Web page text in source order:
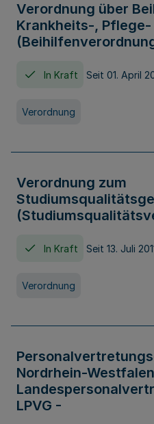
Verordnung über
Krankheits-,
In Kraft Seit 01. April
Verordnung
Verordnung zum
In Kraft Seit 13. Juli
Verordnung
Nordrhein-
LPVG -